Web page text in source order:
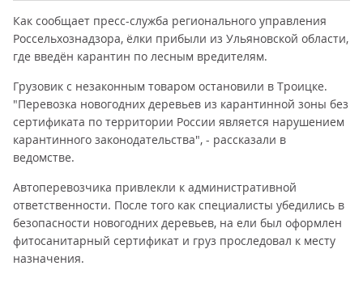
Как сообщает пресс-служба регионального управления
Россельхознадзора, ёлки прибыли из Ульяновской области,
где введён карантин по лесным вредителям.
Грузовик с незаконным товаром остановили в Троицке.
"Перевозка новогодних деревьев из карантинной зоны без
сертификата по территории России является нарушением
карантинного законодательства", - рассказали в
ведомстве.
Автоперевозчика привлекли к административной
ответственности. После того как специалисты убедились в
безопасности новогодних деревьев, на ели был оформлен
фитосанитарный сертификат и груз проследовал к месту
назначения.